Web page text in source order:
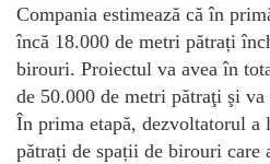
Compania estimează că în
încă 18.000 de metri pătrați
birouri. Proiectul va avea în
de 50.000 de metri pătraţi şi
În prima etapă, dezvoltatorul
pătrați de spații de birouri care